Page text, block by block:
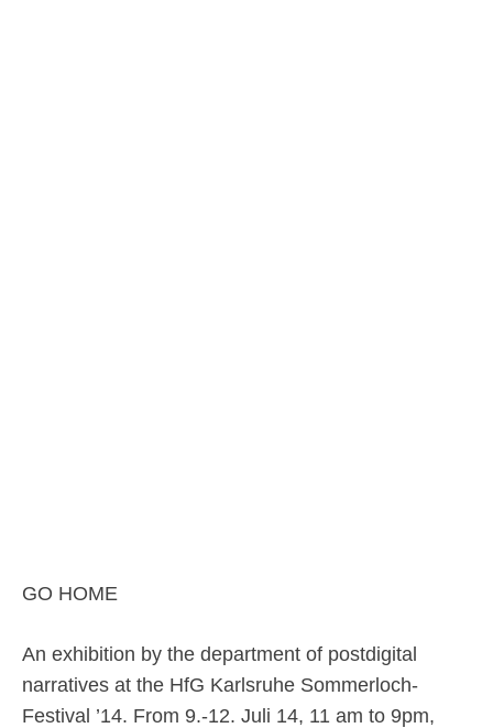
GO HOME
An exhibition by the department of postdigital
narratives at the HfG Karlsruhe Sommerloch-
Festival ’14. From 9.-12. Juli 14, 11 am to 9pm,